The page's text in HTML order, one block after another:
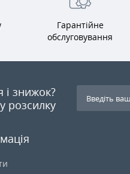
Гарантійне
обслуговування
і знижок?
розсилку